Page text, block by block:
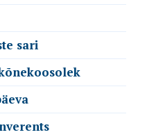
sari